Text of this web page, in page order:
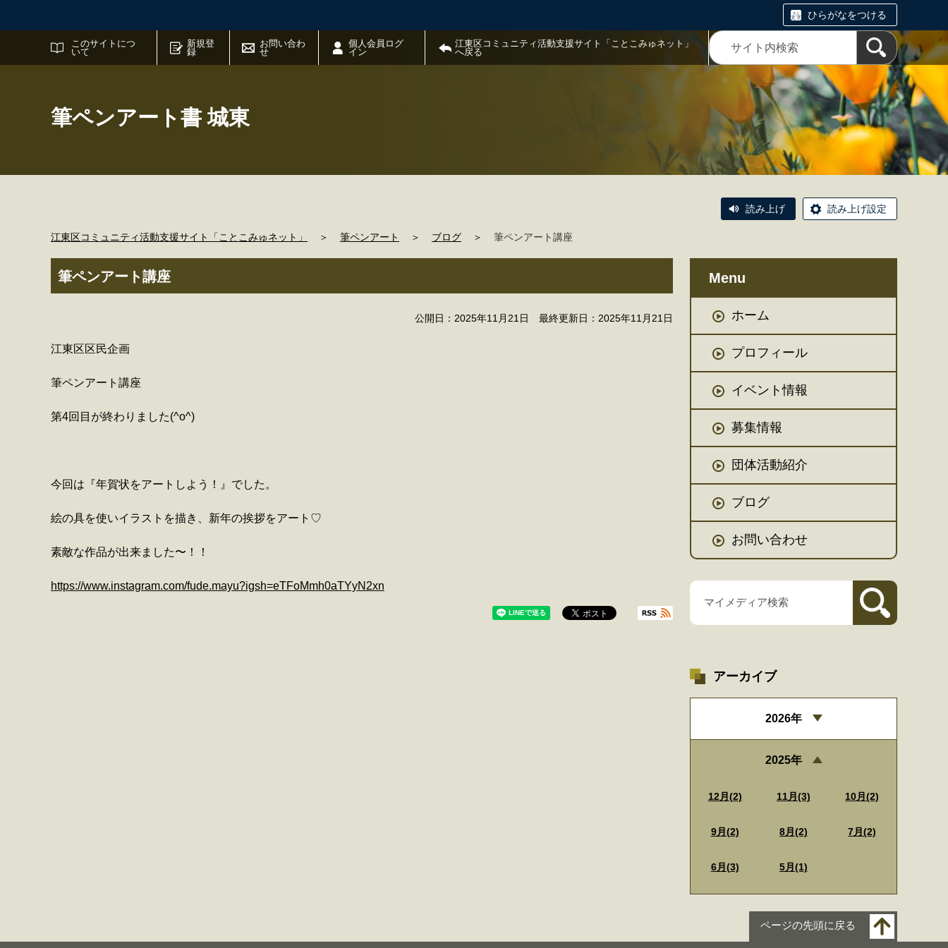
ひらがなをつける
このサイトにつ
いて
新規登
録
お問い合わ
せ
個人会員ログ
イン
江東区コミュニティ活動支援サイト「ことこみゅネット」
へ戻る
サイト内検索
筆ペンアート書 城東
読み上げ 読み上げ設定
江東区コミュニティ活動支援サイト「ことこみゅネット」 ＞ 筆ペンアート ＞ ブログ ＞ 筆ペンアート講座
筆ペンアート講座
公開日：2025年11月21日 最終更新日：2025年11月21日
江東区区民企画
筆ペンアート講座
第4回目が終わりました(^o^)
今回は『年賀状をアートしよう！』でした。
絵の具を使いイラストを描き、新年の挨拶をアート♡
素敵な作品が出来ました〜！！
https://www.instagram.com/fude.mayu?igsh=eTFoMmh0aTYyN2xn
Menu
ホーム
プロフィール
イベント情報
募集情報
団体活動紹介
ブログ
お問い合わせ
マイメディア検索
アーカイブ
2026年
2025年
12月(2) 11月(3) 10月(2)
9月(2) 8月(2) 7月(2)
6月(3) 5月(1)
ページの先頭に戻る